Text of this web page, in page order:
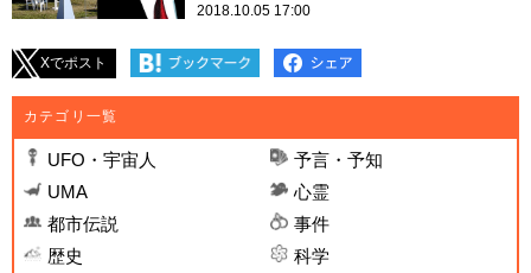
2018.10.05 17:00
Xでポスト
カテゴリ一覧
UFO・宇宙人
予言・予知
UMA
心霊
都市伝説
事件
歴史
科学